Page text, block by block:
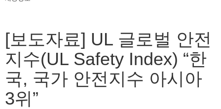
[보도자료] UL 글로벌 안전
지수(UL Safety Index) “한
국, 국가 안전지수 아시아
3위”